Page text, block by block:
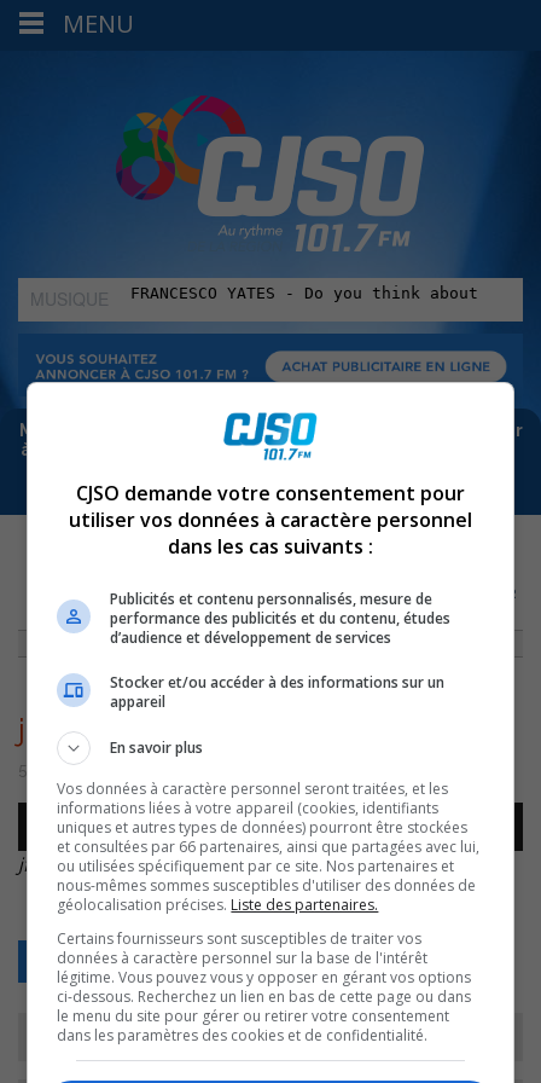
MUSIQUE
:
Meta bloque les infos sur Facebook. Pour ne rien manquer
à Sorel-Tracy et la région, abonne-toi à notre infolettre :
ACTUALITÉS»LE PDG D’AIR TRANSAT PRÉSIDENT D’HONNEUR
DU SOUPER BÉNÉFICE DE L’ADIRS » JF-LEMAY-ADIRS-POISSONS
jf-lemay-adirs-poissons
5 octobre 2016 | Par Équipe CJSO
Lecteur
audio
00:00
jf-lemay-adirs-poissons.
Retour
MENU
CJSO demande votre consentement pour
utiliser vos données à caractère personnel
dans les cas suivants :
Publicités et contenu personnalisés, mesure de
performance des publicités et du contenu, études
d’audience et développement de services
Stocker et/ou accéder à des informations sur un
appareil
En savoir plus
Vos données à caractère personnel seront traitées, et les
informations liées à votre appareil (cookies, identifiants
uniques et autres types de données) pourront être stockées
et consultées par 66 partenaires, ainsi que partagées avec lui,
ou utilisées spécifiquement par ce site. Nos partenaires et
nous-mêmes sommes susceptibles d'utiliser des données de
géolocalisation précises. Liste des partenaires.
Certains fournisseurs sont susceptibles de traiter vos
données à caractère personnel sur la base de l'intérêt
légitime. Vous pouvez vous y opposer en gérant vos options
ci-dessous. Recherchez un lien en bas de cette page ou dans
le menu du site pour gérer ou retirer votre consentement
dans les paramètres des cookies et de confidentialité.